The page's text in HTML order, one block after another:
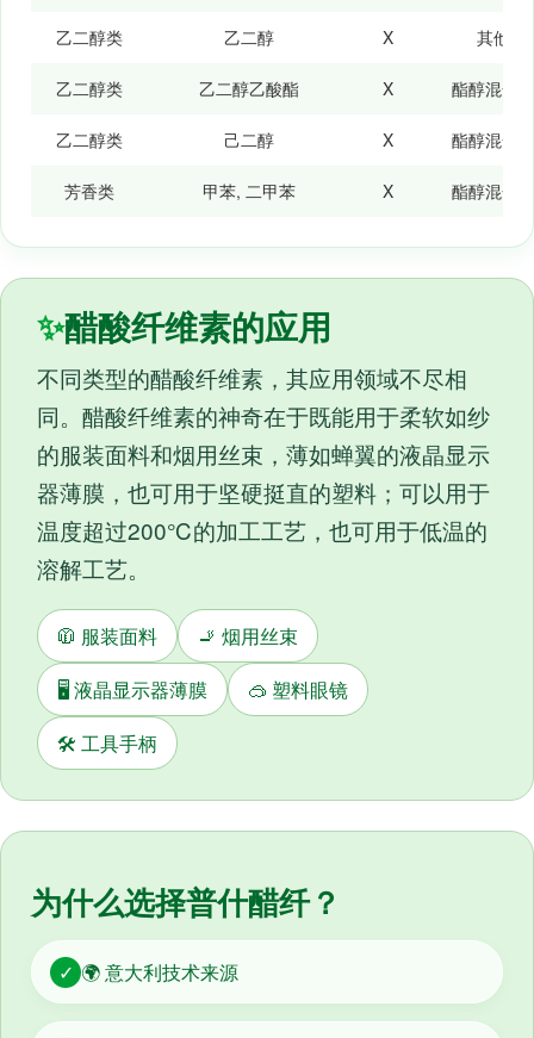
乙二醇类 乙二醇 Χ 其他
乙二醇类 乙二醇乙酸酯 Χ 酯醇混合物
乙二醇类 己二醇 Χ 酯醇混合物
芳香类 甲苯, 二甲苯 Χ 酯醇混合物
✨醋酸纤维素的应用
不同类型的醋酸纤维素，其应用领域不尽相
同。醋酸纤维素的神奇在于既能用于柔软如纱
的服装面料和烟用丝束，薄如蝉翼的液晶显示
器薄膜，也可用于坚硬挺直的塑料；可以用于
温度超过200℃的加工工艺，也可用于低温的
溶解工艺。
🧥 服装面料
🚬 烟用丝束
🖥️ 液晶显示器薄膜
🥽 塑料眼镜
🛠️ 工具手柄
为什么选择普什醋纤？
✓ 🌍 意大利技术来源